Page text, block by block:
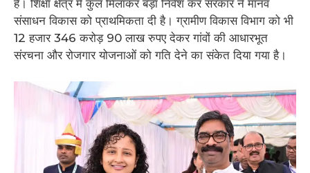
हैं। शिक्षा क्षेत्र में कुल मिलाकर बड़ा निवेश कर सरकार ने मानव
संसाधन विकास को प्राथमिकता दी है। ग्रामीण विकास विभाग को भी
12 हजार 346 करोड़ 90 लाख रुपए देकर गांवों की आधारभूत
संरचना और रोजगार योजनाओं को गति देने का संकेत दिया गया है।